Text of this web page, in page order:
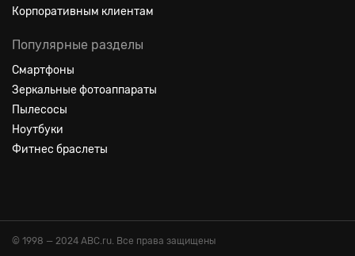
Корпоративным клиентам
Популярные разделы
Смартфоны
Зеркальные фотоаппараты
Пылесосы
Ноутбуки
Фитнес браслеты
© 1998 — 2024 ABC.ru. Все права защищены